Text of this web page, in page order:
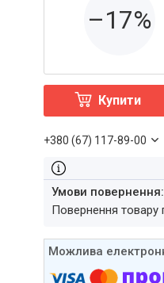
–17%
Купити
+380 (67) 117-89-00
повернення